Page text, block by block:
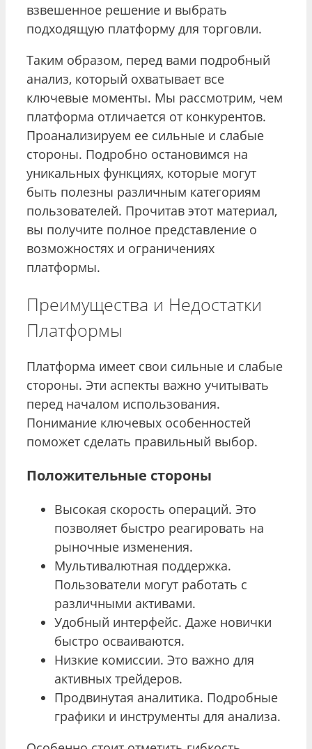
взвешенное решение и выбрать
подходящую платформу для торговли.
Таким образом, перед вами подробный
анализ, который охватывает все
ключевые моменты. Мы рассмотрим, чем
платформа отличается от конкурентов.
Проанализируем ее сильные и слабые
стороны. Подробно остановимся на
уникальных функциях, которые могут
быть полезны различным категориям
пользователей. Прочитав этот материал,
вы получите полное представление о
возможностях и ограничениях
платформы.
Преимущества и Недостатки
Платформы
Платформа имеет свои сильные и слабые
стороны. Эти аспекты важно учитывать
перед началом использования.
Понимание ключевых особенностей
поможет сделать правильный выбор.
Положительные стороны
Высокая скорость операций. Это
позволяет быстро реагировать на
рыночные изменения.
Мультивалютная поддержка.
Пользователи могут работать с
различными активами.
Удобный интерфейс. Даже новички
быстро осваиваются.
Низкие комиссии. Это важно для
активных трейдеров.
Продвинутая аналитика. Подробные
графики и инструменты для анализа.